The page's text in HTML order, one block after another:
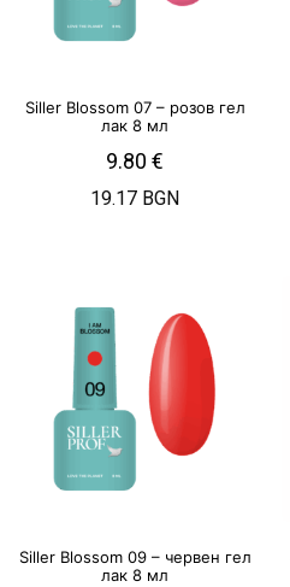
Siller Blossom 07 – розов гел
лак 8 мл
9.80 €
19.17 BGN
Siller Blossom 09 – червен гел
лак 8 мл